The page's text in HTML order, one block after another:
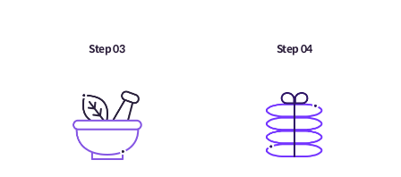
Step 03 Step 04